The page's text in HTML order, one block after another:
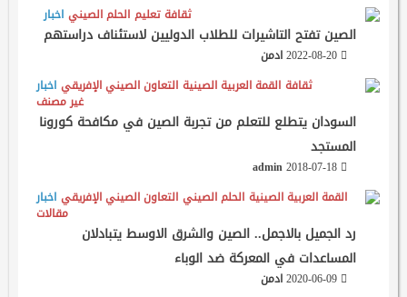
اخبار الحلم الصيني تعليم ثقافة
الصين تفتح التاشيرات للطلاب الدوليين لاستئناف دراستهم
ادمن
اخبار التعاون الصيني الإفريقي القمة العربية الصينية ثقافة
غير مصنف
السودان يتطلع للتعلم من تجربة الصين في مكافحة كورونا
المستجد
admin
اخبار التعاون الصيني الإفريقي الحلم الصيني القمة العربية الصينية
مقالات
رد الجميل بالاجمل.. الصين والشرق الاوسط يتبادلان
المساعدات في المعركة ضد الوباء
ادمن